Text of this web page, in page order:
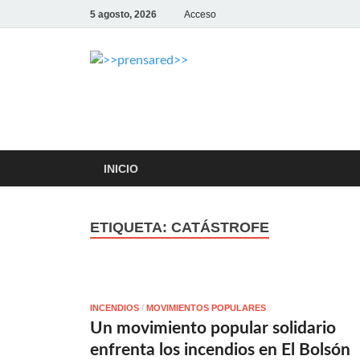
5 agosto, 2026 Acceso
INICIO
ETIQUETA: CATÁSTROFE
INCENDIOS / MOVIMIENTOS POPULARES
Un movimiento popular solidario
enfrenta los incendios en El Bolsón